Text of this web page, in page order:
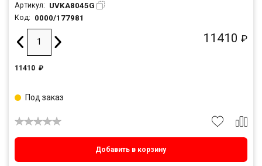
Артикул: UVKA8045G
Код: 0000/177981
11410 ₽
11410 ₽
Добавить в корзину
Под заказ